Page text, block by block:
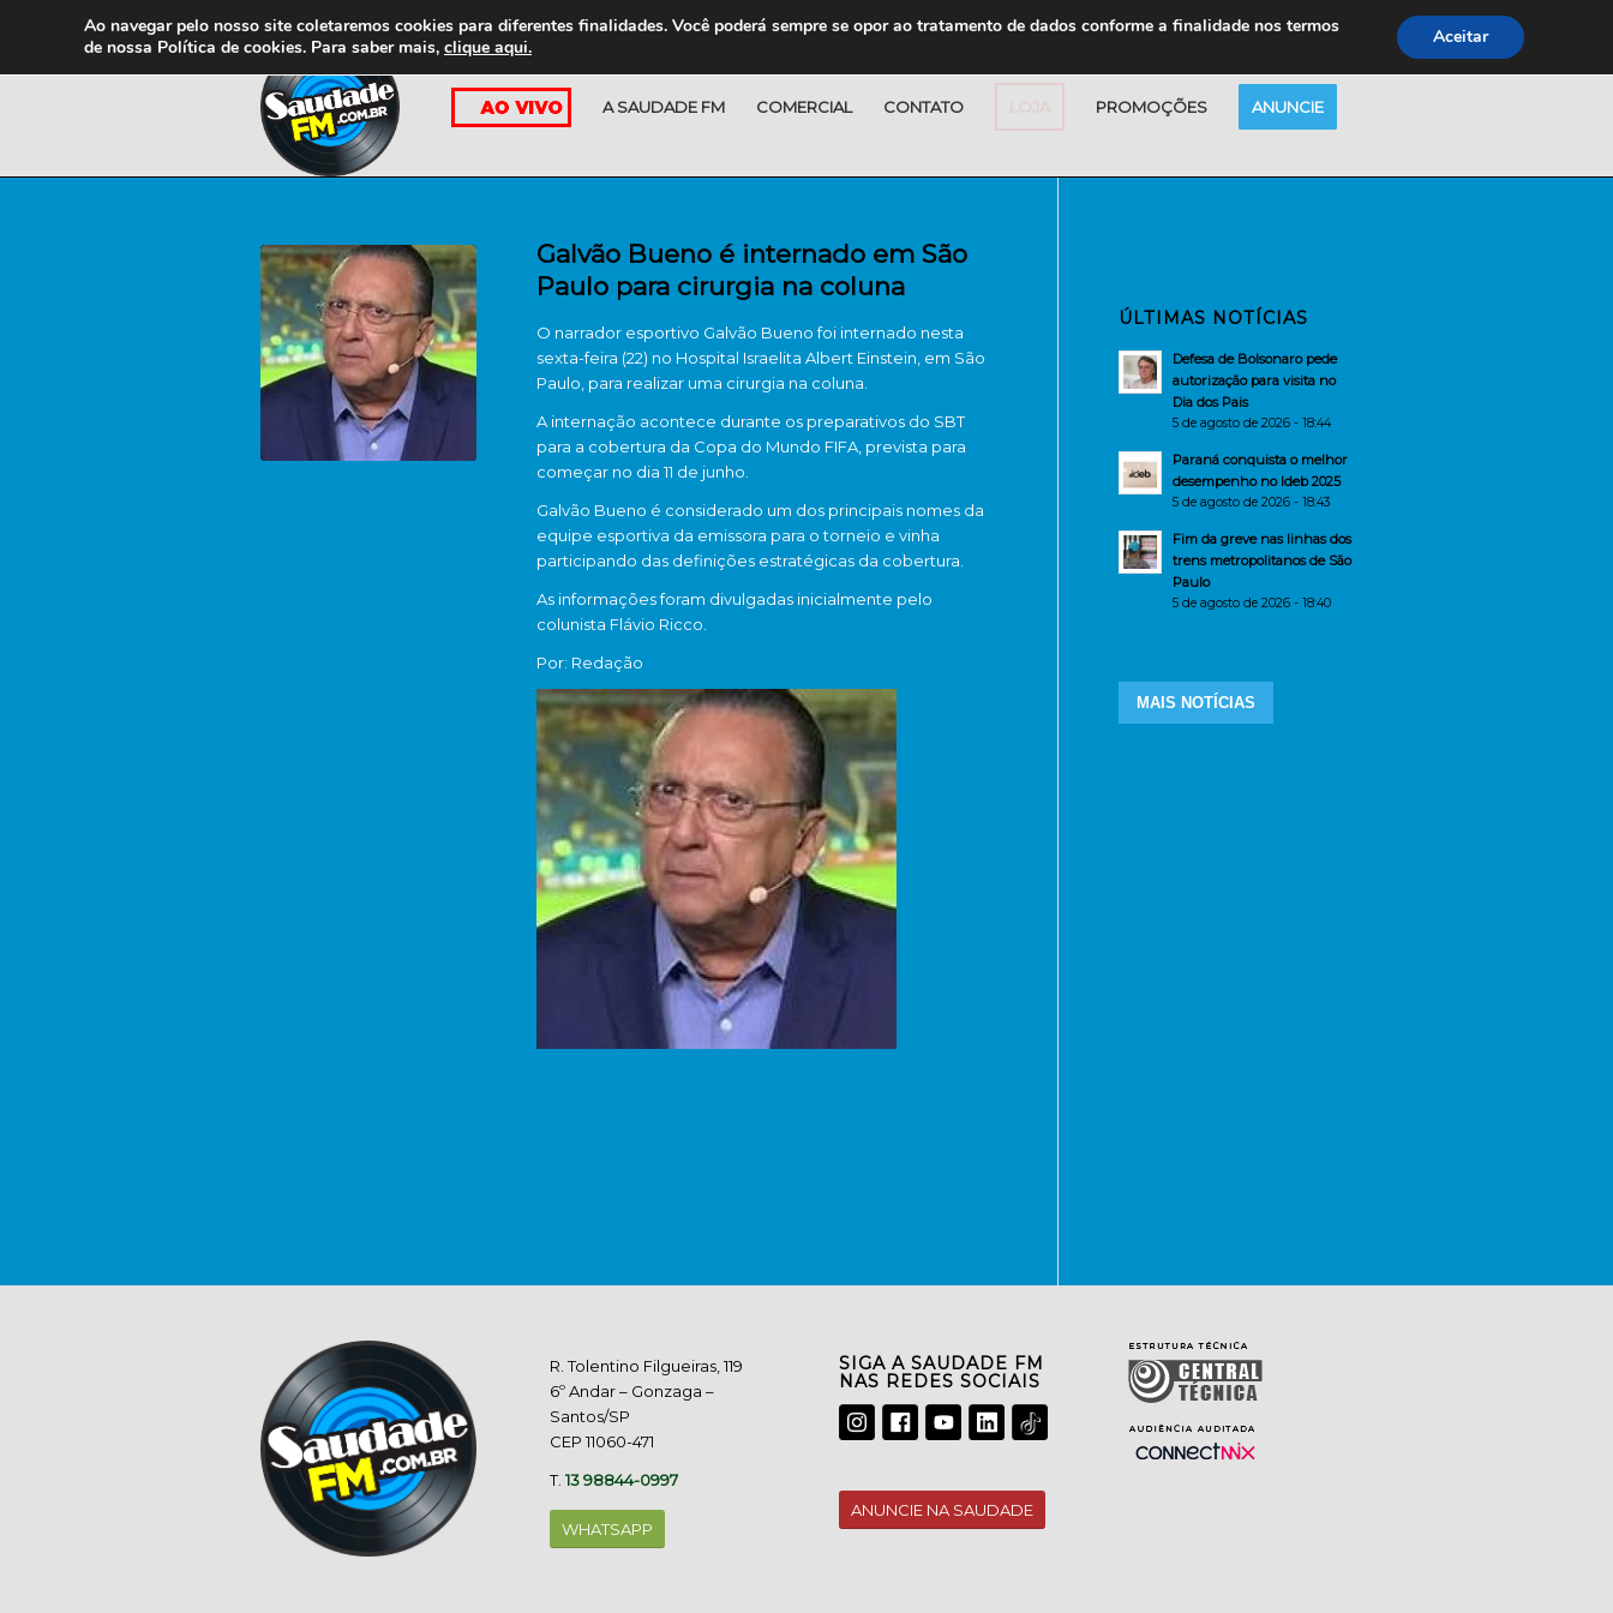
A SAUDADE FM COMERCIAL CONTATO PROMOÇÕES ANUNCIE
Galvão Bueno é internado em São
Paulo para cirurgia na coluna
O narrador esportivo Galvão Buenofoi internado nesta
sexta-feira (22) no Hospital Israelita Albert Einstein , em São
Paulo , para realizar uma cirurgia na coluna.
A internação acontece durante os preparativos do SBT
para a cobertura da Copa do Mundo FIFA , prevista para
começar no dia 11 de junho.
Galvão Bueno é considerado um dos principais nomes da
equipe esportiva da emissora para o torneio e vinha
participando das definições estratégicas da cobertura.
As informações foram divulgadas inicialmente pelo
colunista Flávio Ricco
Por: Redação
ÚLTIMAS NOTÍCIAS
Defesa de Bolsonaro pede
autorização para visita no
Dia dos Pais
5 de agosto de 2026 - 18:44
Paraná conquista o melhor
desempenho no Ideb 2025
5 de agosto de 2026 - 18:43
Fim da greve nas linhas dos
trens metropolitanos de São
Paulo
5 de agosto de 2026 - 18:40
MAIS NOTÍCIAS
R. Tolentino Filgueiras, 119
6º Andar – Gonzaga –
Santos/SP
CEP 11060-471
T.13 98844-0997
WHATSAPP
SIGA A SAUDADE FM
NAS REDES SOCIAIS
ANUNCIE NA SAUDADE
Ao navegar pelo nosso site coletaremos cookies para diferentes finalidades. Você poderá sempre se opor ao tratamento de dados conforme a finalidade nos termos
de nossa Política de cookies. Para saber mais, clique aqui. Aceitar